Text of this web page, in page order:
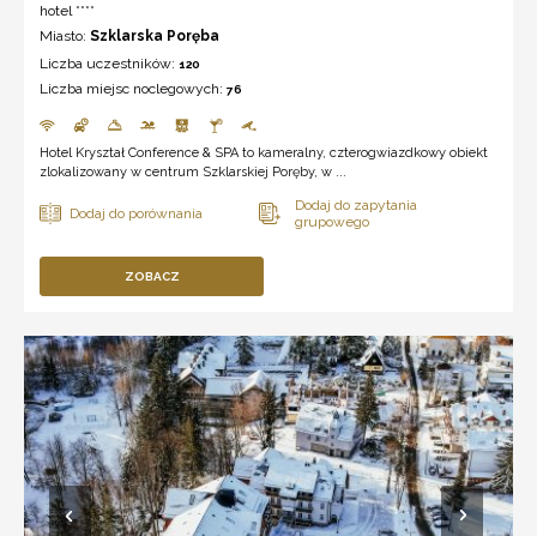
hotel ****
Miasto: Szklarska Poręba
Liczba uczestników: 120
Liczba miejsc noclegowych: 76
Hotel Kryształ Conference & SPA to kameralny, czterogwiazdkowy obiekt
zlokalizowany w centrum Szklarskiej Poręby, w ...
ZOBACZ